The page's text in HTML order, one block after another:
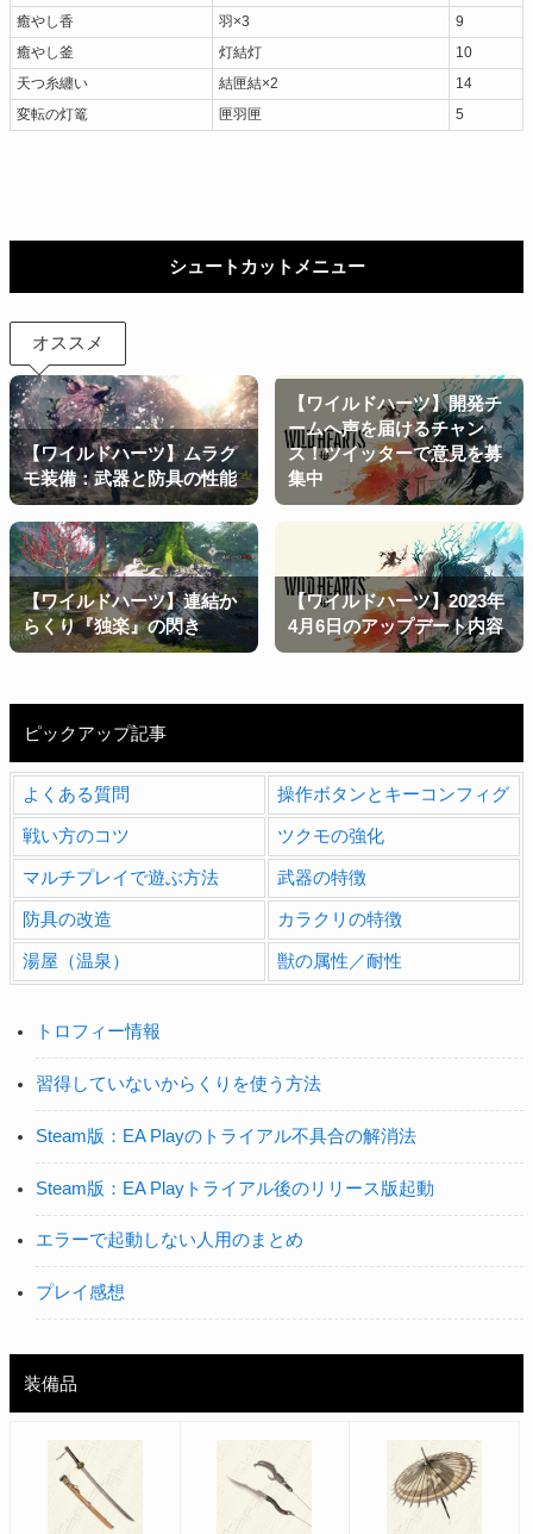
癒やし香
羽×3
9
癒やし釜
灯結灯
10
天つ糸纏い
結匣結×2
14
変転の灯篭
匣羽匣 5
シュートカットメニュー
オススメ
【ワイルドハーツ】ムラク
モ装備：武器と防具の性能
【ワイルドハーツ】開発チ
ームへ声を届けるチャン
ス！ツイッターで意見を募
集中
【ワイルドハーツ】連結か
らくり『独楽』の閃き
【ワイルドハーツ】2023年
4月6日のアップデート内容
ピックアップ記事
よくある質問 操作ボタンとキーコンフィグ
戦い方のコツ ツクモの強化
マルチプレイで遊ぶ方法 武器の特徴
防具の改造 カラクリの特徴
湯屋（温泉） 獣の属性／耐性
トロフィー情報
習得していないからくりを使う方法
Steam版：EA Playのトライアル不具合の解消法
Steam版：EA Playトライアル後のリリース版起動
エラーで起動しない人用のまとめ
プレイ感想
装備品